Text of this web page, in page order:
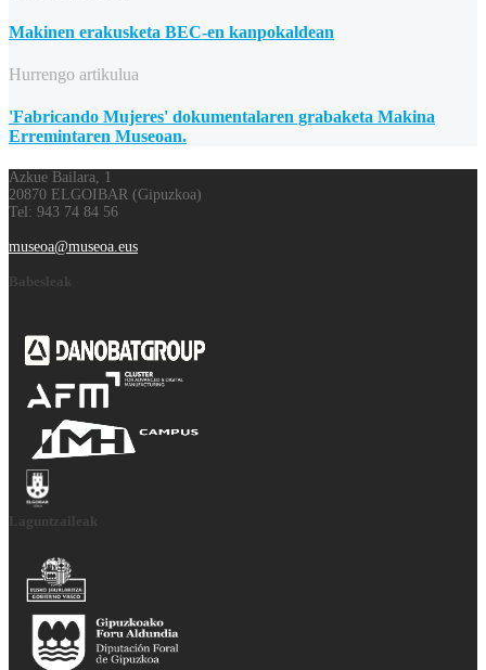
Makinen erakusketa BEC-en kanpokaldean
Hurrengo artikulua
'Fabricando Mujeres' dokumentalaren grabaketa Makina
Erremintaren Museoan.
Azkue Bailara, 1
20870 ELGOIBAR (Gipuzkoa)
Tel: 943 74 84 56
museoa@museoa.eus
Babesleak
Laguntzaileak